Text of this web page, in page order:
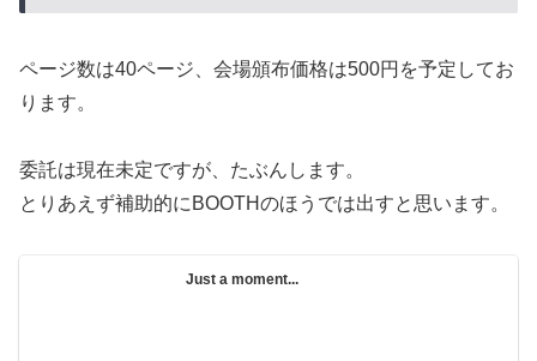
ページ数は40ページ、会場頒布価格は500円を予定してお
ります。
委託は現在未定ですが、たぶんします。
とりあえず補助的にBOOTHのほうでは出すと思います。
Just a moment...